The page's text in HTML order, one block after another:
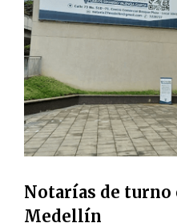
Notarías de turno
Medellín